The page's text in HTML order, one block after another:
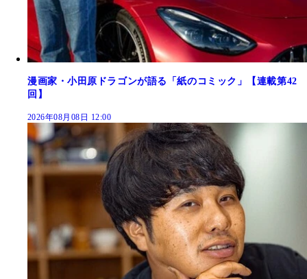
漫画家・小田原ドラゴンが語る「紙のコミック」【連載第42
回】
2026年08月08日 12:00